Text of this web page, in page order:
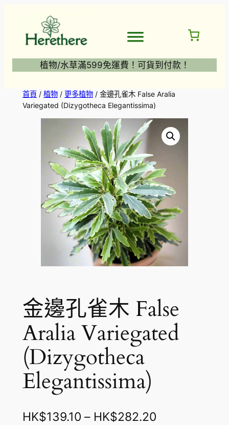
植物/水草滿599免運費！可貨到付款！
首頁/ 植物/ 更多植物/ 金邊孔雀木 False Aralia
Variegated (Dizygotheca Elegantissima)
金邊孔雀木 False
Aralia Variegated
(Dizygotheca
Elegantissima)
HK$139.10 – HK$282.20價